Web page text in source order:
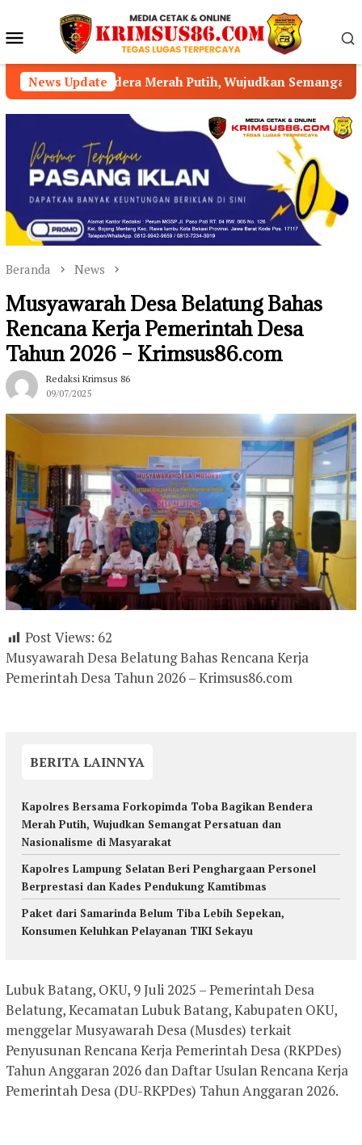
konten Menu
Mobile
News Update
Merah Putih, Wujudkan Semangat Persatuan dan
Beranda News
Musyawarah Desa Belatung Bahas
Rencana Kerja Pemerintah Desa
Tahun 2026 – Krimsus86.com
Redaksi Krimsus 86
09/07/2025
Post Views: 62
Musyawarah Desa Belatung Bahas Rencana Kerja
Pemerintah Desa Tahun 2026 – Krimsus86.com
BERITA LAINNYA
Kapolres Bersama Forkopimda Toba Bagikan Bendera
Merah Putih, Wujudkan Semangat Persatuan dan
Nasionalisme di Masyarakat
Kapolres Lampung Selatan Beri Penghargaan Personel
Berprestasi dan Kades Pendukung Kamtibmas
Paket dari Samarinda Belum Tiba Lebih Sepekan,
Konsumen Keluhkan Pelayanan TIKI Sekayu
Lubuk Batang, OKU, 9 Juli 2025 – Pemerintah Desa
Belatung, Kecamatan Lubuk Batang, Kabupaten OKU,
menggelar Musyawarah Desa (Musdes) terkait
Penyusunan Rencana Kerja Pemerintah Desa (RKPDes)
Tahun Anggaran 2026 dan Daftar Usulan Rencana Kerja
Pemerintah Desa (DU-RKPDes) Tahun Anggaran 2026.